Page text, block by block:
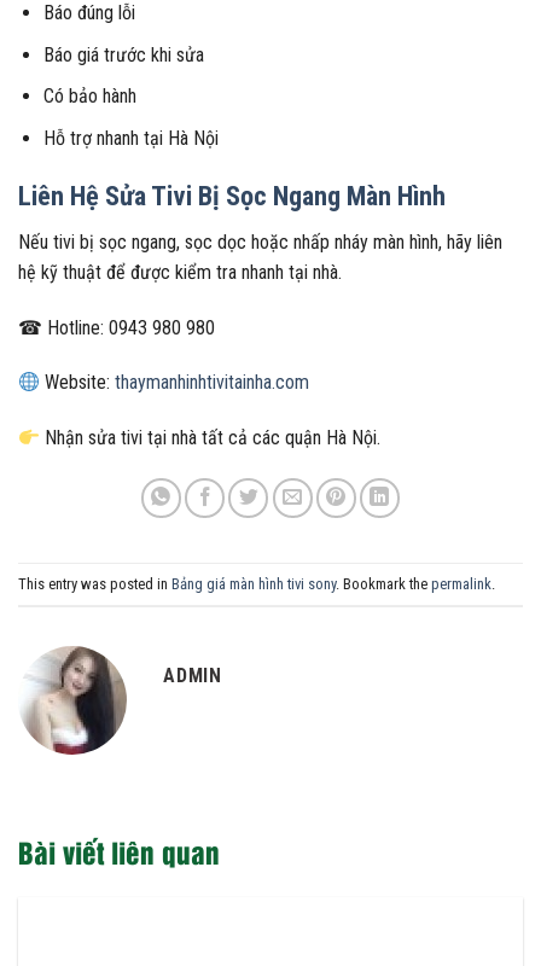
Báo đúng lỗi
Báo giá trước khi sửa
Có bảo hành
Hỗ trợ nhanh tại Hà Nội
Liên Hệ Sửa Tivi Bị Sọc Ngang Màn Hình
Nếu tivi bị sọc ngang, sọc dọc hoặc nhấp nháy màn hình, hãy liên
hệ kỹ thuật để được kiểm tra nhanh tại nhà.
☎ Hotline: 0943 980 980
Website:thaymanhinhtivitainha.com
Nhận sửa tivi tại nhà tất cả các quận Hà Nội.
This entry was posted in Bảng giá màn hình tivi sony. Bookmark the permalink
ADMIN
Bài viết liên quan